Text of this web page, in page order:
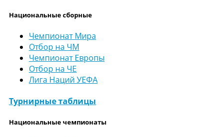
Национальные сборные
Чемпионат Мира
Отбор на ЧМ
Чемпионат Европы
Отбор на ЧЕ
Лига Наций УЕФА
Турнирные таблицы
Национальные чемпионаты